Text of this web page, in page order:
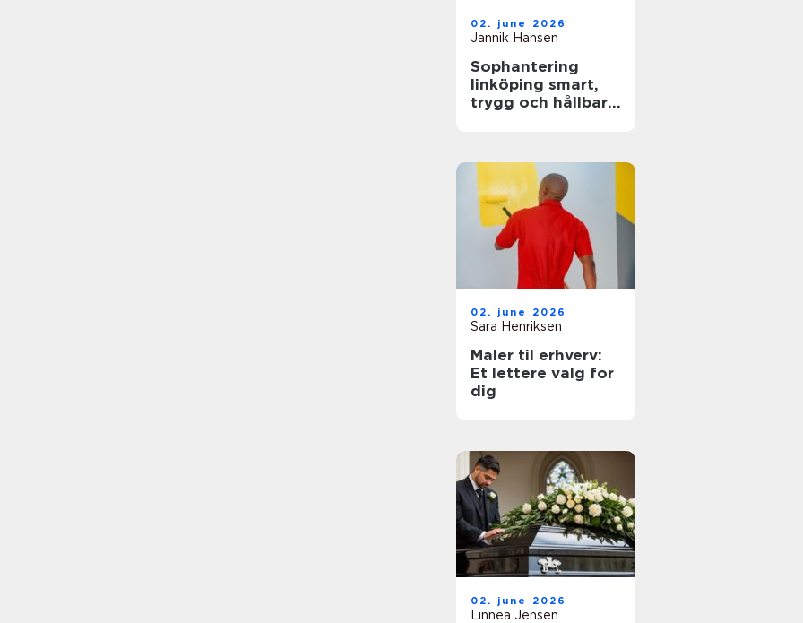
02. june 2026
Jannik Hansen
Sophantering
linköping smart,
trygg och hållbar
02. june 2026
Sara Henriksen
Maler til erhverv:
Et lettere valg for
dig
02. june 2026
Linnea Jensen